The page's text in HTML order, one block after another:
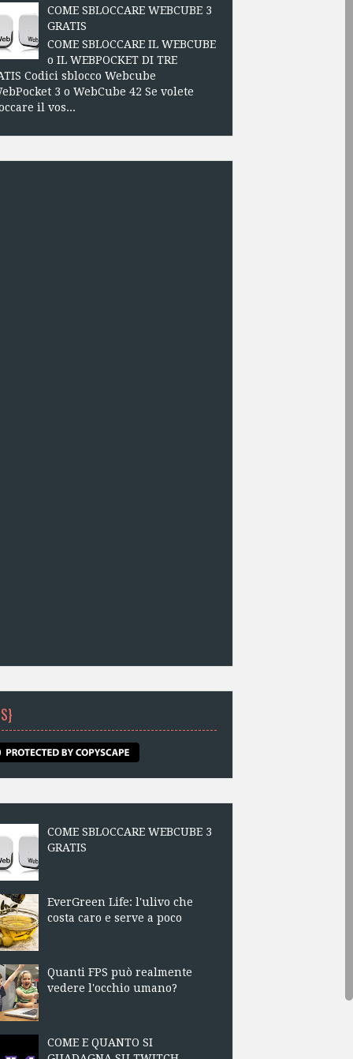
COME SBLOCCARE WEBCUBE 3
GRATIS
COME SBLOCCARE IL WEBCUBE
o IL WEBPOCKET DI TRE
Codici sblocco Webcube
3 o WebCube 42 Se volete
il vos...
COME SBLOCCARE WEBCUBE 3
GRATIS
EverGreen Life: l'ulivo che
costa caro e serve a poco
Quanti FPS può realmente
vedere l'occhio umano?
COME E QUANTO SI